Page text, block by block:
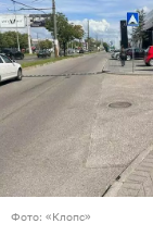
Фото: «Клопс»